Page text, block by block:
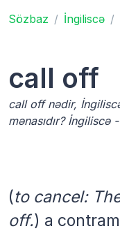
Sözbaz İngiliscə
call off
call off nədir,
mənasıdır? İngiliscə
(to cancel:
off.) a